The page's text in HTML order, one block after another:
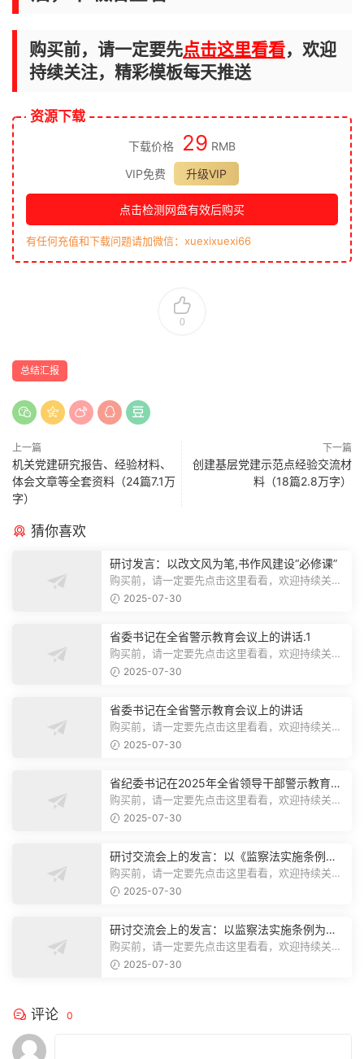
购买前，请一定要先点击这里看看，欢迎
持续关注，精彩模板每天推送
资源下载
下载价格 29 RMB
VIP免费
升级VIP
点击检测网盘有效后购买
有任何充值和下载问题请加微信：xuexixuexi66
0
总结汇报
上一篇
机关党建研究报告、经验材料、
体会文章等全套资料（24篇7.1万
字）
下一篇
创建基层党建示范点经验交流材
料（18篇2.8万字）
猜你喜欢
研讨发言：以改文风为笔,书作风建设“必修课”
购买前，请一定要先点击这里看看，欢迎持续关
注，精彩模板每天推送预览结束，本文...
2025-07-30
省委书记在全省警示教育会议上的讲话.1
购买前，请一定要先点击这里看看，欢迎持续关
注，精彩模板每天推送预览结束，本文...
2025-07-30
省委书记在全省警示教育会议上的讲话
购买前，请一定要先点击这里看看，欢迎持续关
注，精彩模板每天推送预览结束，本文...
2025-07-30
省纪委书记在2025年全省领导干部警示教育会
上的讲话.1
购买前，请一定要先点击这里看看，欢迎持续关
注，精彩模板每天推送预览结束，本文...
2025-07-30
研讨交流会上的发言：以《监察法实施条例》
为纲,推动巡察工作高质量发展
购买前，请一定要先点击这里看看，欢迎持续关
注，精彩模板每天推送预览结束，本文...
2025-07-30
研讨交流会上的发言：以监察法实施条例为纲
推动巡察工作高质量发展
购买前，请一定要先点击这里看看，欢迎持续关
注，精彩模板每天推送预览结束，本文...
2025-07-30
评论 0